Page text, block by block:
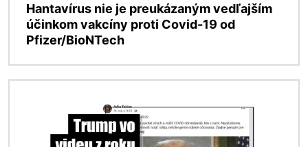
Hantavírus nie je preukázaným vedľajším
účinkom vakcíny proti Covid-19 od
Pfizer/BioNTech